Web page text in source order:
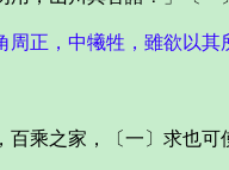
正，中犧牲，雖欲以
之家，〔一〕求也可